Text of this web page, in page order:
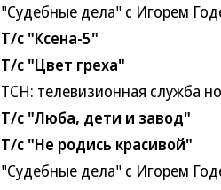
"Судебные дела" с Игорем
Т/с "Ксена-5"
Т/с "Цвет греха"
ТСН: телевизионная служба
Т/с "Люба, дети и завод"
Т/с "Не родись красивой"
"Судебные дела" с Игорем